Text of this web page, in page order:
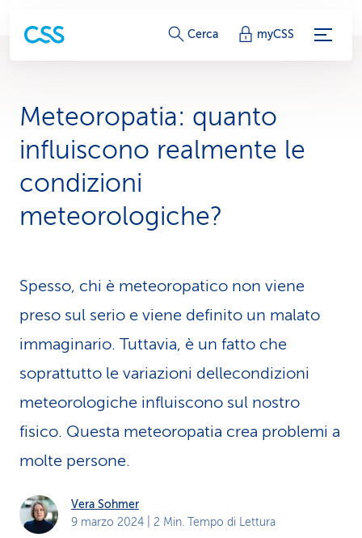
c
e
a
e
n
t
i
e
Cerca myCSS
Meteoropatia: quanto
influiscono realmente le
condizioni
meteorologiche?
Spesso, chi è meteoropatico non viene
preso sul serio e viene definito un malato
immaginario. Tuttavia, è un fatto che
soprattutto le variazioni dellecondizioni
meteorologiche influiscono sul nostro
fisico. Questa meteoropatia crea problemi a
molte persone.
Vera Sohmer
9 marzo 2024 | 2 Min. Tempo di Lettura